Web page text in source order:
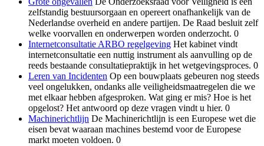
zelfstandig bestuursorgaan en opereert onafhankelijk van de
Nederlandse overheid en andere partijen. De Raad besluit zelf
welke voorvallen en onderwerpen worden onderzocht. 0
Internetconsultatie ARBO regelgeving Het kabinet vindt
internetconsultatie een nuttig instrument als aanvulling op de
reeds bestaande consultatiepraktijk in het wetgevingsproces. 0
Leren van Incidenten Op een bouwplaats gebeuren nog steeds
veel ongelukken, ondanks alle veiligheidsmaatregelen die we
met elkaar hebben afgesproken. Wat ging er mis? Hoe is het
opgelost? Het antwoord op deze vragen vindt u hier. 0
Machinerichtlijn De Machinerichtlijn is een Europese wet die
eisen bevat waaraan machines bestemd voor de Europese
markt moeten voldoen. 0